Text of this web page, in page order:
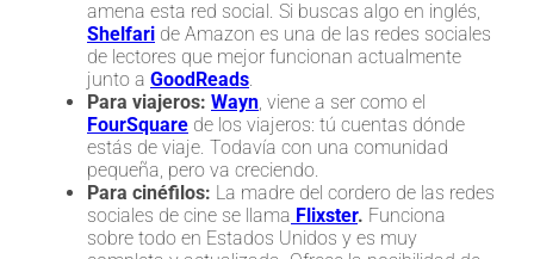
amena esta red social. Si buscas algo en inglés,
Shelfari de Amazon es una de las redes sociales
de lectores que mejor funcionan actualmente
junto a GoodReads
Para viajeros: Wayn , viene a ser como el
FourSquare de los viajeros: tú cuentas dónde
estás de viaje. Todavía con una comunidad
pequeña, pero va creciendo.
Para cinéfilos: La madre del cordero de las redes
sociales de cine se llama Flixster. Funciona
sobre todo en Estados Unidos y es muy